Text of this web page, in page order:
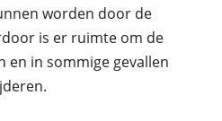
worden door de
is er ruimte om de
en in sommige gevallen